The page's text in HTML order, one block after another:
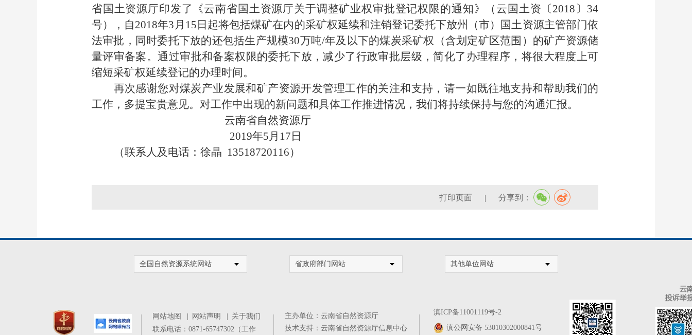
省国土资源厅印发了《云南省国土资源厅关于调整矿业权审批登记权限的通知》（云国土资〔2018〕34
号），自2018年3月15日起将包括煤矿在内的采矿权延续和注销登记委托下放州（市）国土资源主管部门依
法审批，同时委托下放的还包括生产规模30万吨/年及以下的煤炭采矿权（含划定矿区范围）的矿产资源储
量评审备案。通过审批和备案权限的委托下放，减少了行政审批层级，简化了办理程序，将很大程度上可
缩短采矿权延续登记的办理时间。
再次感谢您对煤炭产业发展和矿产资源开发管理工作的关注和支持，请一如既往地支持和帮助我们的
工作，多提宝贵意见。对工作中出现的新问题和具体工作推进情况，我们将持续保持与您的沟通汇报。
云南省自然资源厅
2019年5月17日
（联系人及电话：徐晶 13518720116）
打印页面 | 分享到：
全国自然资源系统网站 省政府部门网站 其他单位网站
网站地图 网站声明
关于我们
联系电话：0871-65747302（工作
主办单位：云南省自然资源厅
技术支持：云南省自然资源厅信息中心
滇ICP备11001119号-2
滇公网安备 53010302000841号